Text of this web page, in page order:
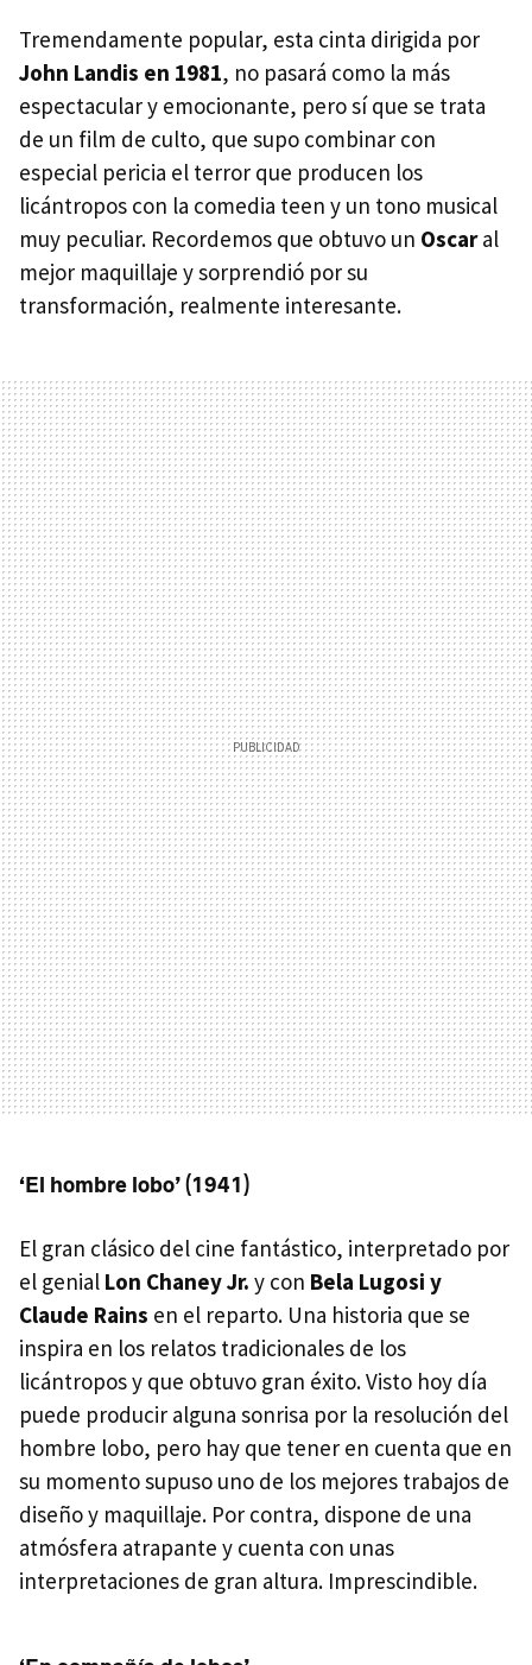
Tremendamente popular, esta cinta dirigida por
John Landis en 1981, no pasará como la más
espectacular y emocionante, pero sí que se trata
de un film de culto, que supo combinar con
especial pericia el terror que producen los
licántropos con la comedia teen y un tono musical
muy peculiar. Recordemos que obtuvo un Oscaral
mejor maquillaje y sorprendió por su
transformación, realmente interesante.
‘El hombre lobo’ (1941)
El gran clásico del cine fantástico, interpretado por
el genial Lon Chaney Jr. y con Bela Lugosi y
Claude Rains en el reparto. Una historia que se
inspira en los relatos tradicionales de los
licántropos y que obtuvo gran éxito. Visto hoy día
puede producir alguna sonrisa por la resolución del
hombre lobo, pero hay que tener en cuenta que en
su momento supuso uno de los mejores trabajos de
diseño y maquillaje. Por contra, dispone de una
atmósfera atrapante y cuenta con unas
interpretaciones de gran altura. Imprescindible.